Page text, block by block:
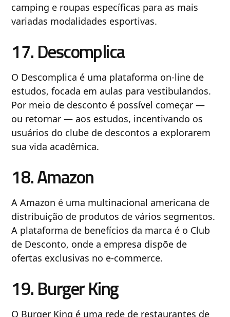
camping e roupas específicas para as mais
variadas modalidades esportivas.
17. Descomplica
O Descomplica é uma plataforma on-line de
estudos, focada em aulas para vestibulandos.
Por meio de desconto é possível começar —
ou retornar — aos estudos, incentivando os
usuários do clube de descontos a explorarem
sua vida acadêmica.
18. Amazon
A Amazon é uma multinacional americana de
distribuição de produtos de vários segmentos.
A plataforma de benefícios da marca é o Club
de Desconto, onde a empresa dispõe de
ofertas exclusivas no e-commerce.
19. Burger King
O Burger King é uma rede de restaurantes de